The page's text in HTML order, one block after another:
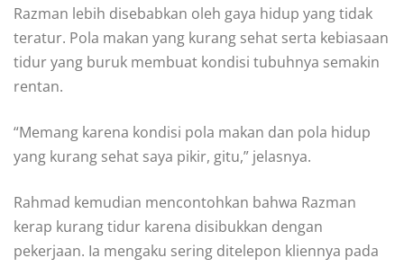
Razman lebih disebabkan oleh gaya hidup yang tidak
teratur. Pola makan yang kurang sehat serta kebiasaan
tidur yang buruk membuat kondisi tubuhnya semakin
rentan.
“Memang karena kondisi pola makan dan pola hidup
yang kurang sehat saya pikir, gitu,” jelasnya.
Rahmad kemudian mencontohkan bahwa Razman
kerap kurang tidur karena disibukkan dengan
pekerjaan. Ia mengaku sering ditelepon kliennya pada